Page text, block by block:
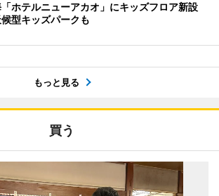
ホテルニューアカオ」にキッズフロア新設
型キッズパークも
もっと見る
買う